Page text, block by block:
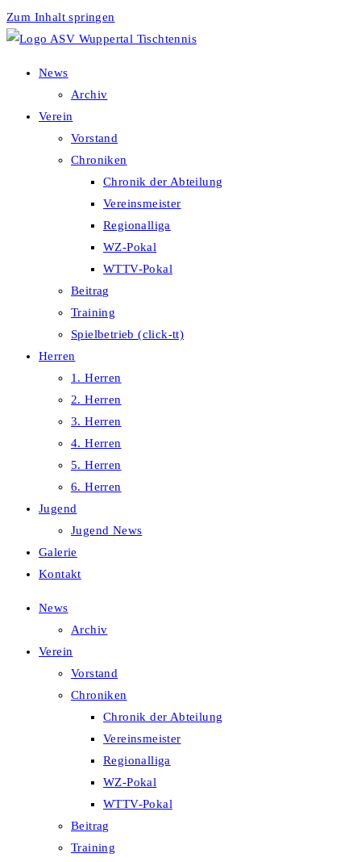
Zum Inhalt springen
News
Archiv
Verein
Vorstand
Chroniken
Chronik der Abteilung
Vereinsmeister
Regionalliga
WZ-Pokal
WTTV-Pokal
Beitrag
Training
Spielbetrieb (click-tt)
Herren
1. Herren
2. Herren
3. Herren
4. Herren
5. Herren
6. Herren
Jugend
Jugend News
Galerie
Kontakt
News
Archiv
Verein
Vorstand
Chroniken
Chronik der Abteilung
Vereinsmeister
Regionalliga
WZ-Pokal
WTTV-Pokal
Beitrag
Training